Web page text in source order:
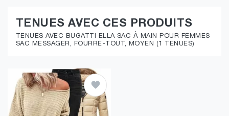
TENUES AVEC CES PRODUITS
TENUES AVEC BUGATTI ELLA SAC À MAIN POUR FEMMES
SAC MESSAGER, FOURRE-TOUT, MOYEN (1 TENUES)